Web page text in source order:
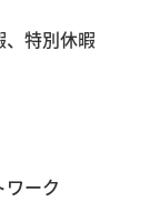
特別休暇
ーク